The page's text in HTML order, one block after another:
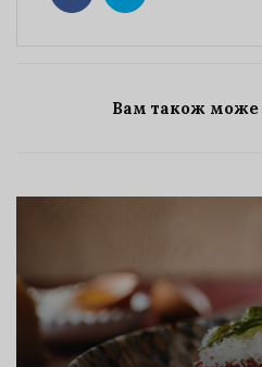
Вам також може